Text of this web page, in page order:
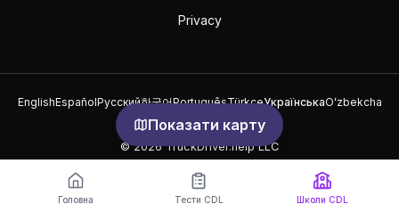
Показати карту
Privacy
EnglishEspañolРусский한국어PortuguêsTürkçeУкраїнськаOʻzbekcha
© 2026 TruckDriver.help LLC
Платформа належить компанії і не пов'язана з державними
організаціями.
Головна Тести CDL Школи CDL